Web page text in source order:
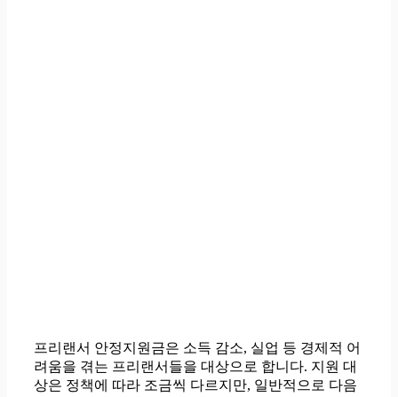
프리랜서 안정지원금은 소득 감소, 실업 등 경제적 어
려움을 겪는 프리랜서들을 대상으로 합니다. 지원 대
상은 정책에 따라 조금씩 다르지만, 일반적으로 다음